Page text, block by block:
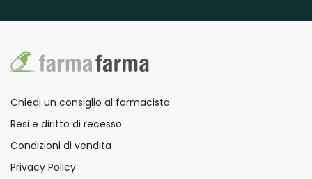
Chiedi un consiglio al farmacista
Resi e diritto di recesso
Condizioni di vendita
Privacy Policy